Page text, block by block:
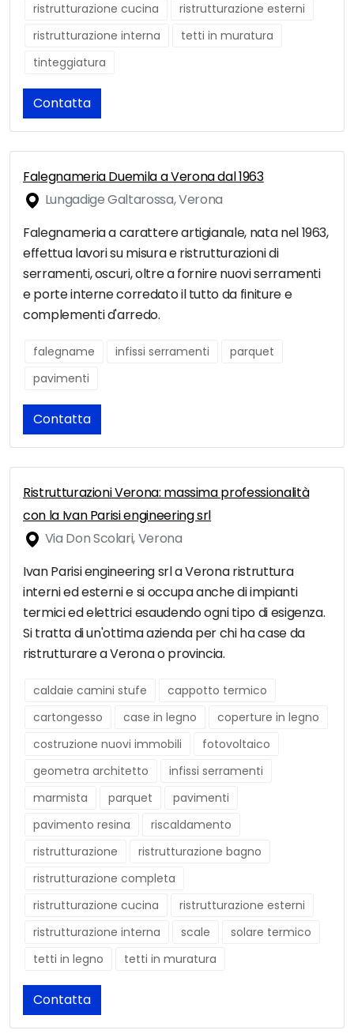
ristrutturazione cucina
ristrutturazione esterni
ristrutturazione interna
tetti in muratura
tinteggiatura
Contatta
Falegnameria Duemila a Verona dal 1963
Lungadige Galtarossa, Verona
Falegnameria a carattere artigianale, nata nel 1963,
effettua lavori su misura e ristrutturazioni di
serramenti, oscuri, oltre a fornire nuovi serramenti
e porte interne corredato il tutto da finiture e
complementi d'arredo.
falegname infissi serramenti
parquet
pavimenti
Contatta
Ristrutturazioni Verona: massima professionalità
con la Ivan Parisi engineering srl
Via Don Scolari, Verona
Ivan Parisi engineering srl a Verona ristruttura
interni ed esterni e si occupa anche di impianti
termici ed elettrici esaudendo ogni tipo di esigenza.
Si tratta di un'ottima azienda per chi ha case da
ristrutturare a Verona o provincia.
caldaie camini stufe
cappotto termico
cartongesso
case in legno
coperture in legno
costruzione nuovi immobili
fotovoltaico
geometra architetto
infissi serramenti
marmista
parquet
pavimenti
pavimento resina
riscaldamento
ristrutturazione
ristrutturazione bagno
ristrutturazione completa
ristrutturazione cucina
ristrutturazione esterni
ristrutturazione interna
scale
solare termico
tetti in legno
tetti in muratura
Contatta